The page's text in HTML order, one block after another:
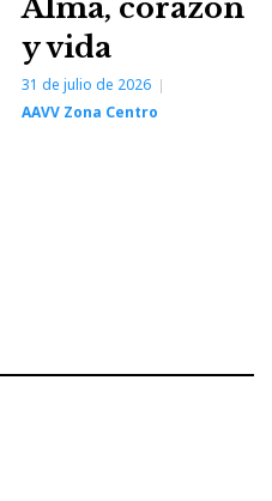
Alma, corazón
y vida
31 de julio de 2026
AAVV Zona Centro